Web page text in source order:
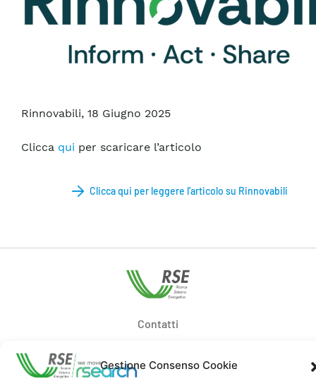
Gestione Consenso Cookie
Rinnovabili, 18 Giugno 2025
Clicca qui per scaricare l’articolo
Clicca qui per leggere l’articolo su Rinnovabili
Contatti
Note Legali